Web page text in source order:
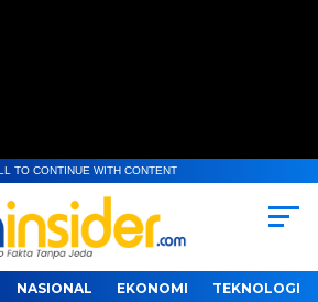
TO CONTINUE WITH CONTENT
NASIONAL EKONOMI TEKNOLOGI